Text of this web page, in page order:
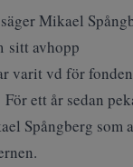
Mikael
sitt avhopp
varit vd för
ett år sedan
Spångberg som